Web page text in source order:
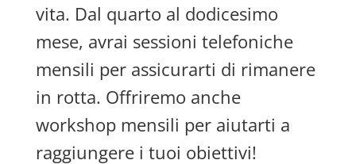
vita. Dal quarto al dodicesimo
mese, avrai sessioni telefoniche
mensili per assicurarti di rimanere
in rotta. Offriremo anche
workshop mensili per aiutarti a
raggiungere i tuoi obiettivi!